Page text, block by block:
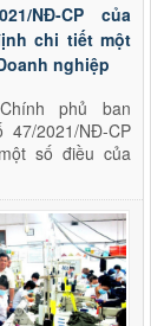
NĐ-CP của
chi tiết một
nghiệp
phủ ban
2021/NĐ-CP
số điều của